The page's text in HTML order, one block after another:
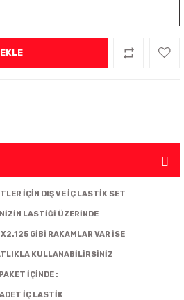
İÇİN DIŞ VE İÇ LASTİK SET
LASTİĞİ ÜZERİNDE
GİBİ RAKAMLAR VAR İSE
KULLANABİLİRSİNİZ
PAKET İÇİNDE :
İÇ LASTİK